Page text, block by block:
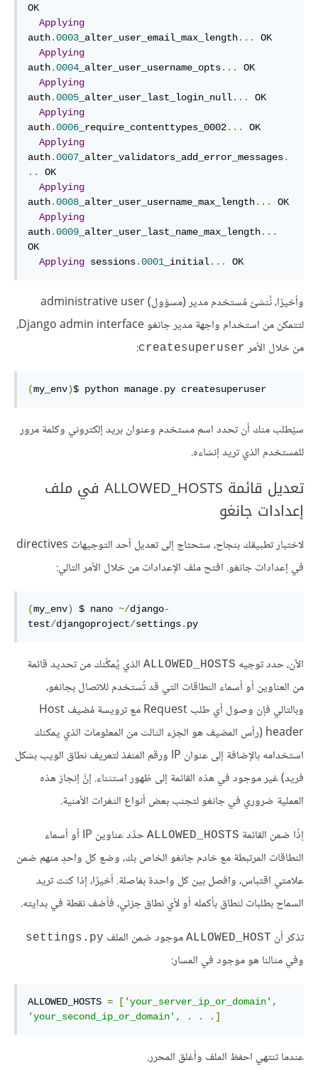
OK
Applying
auth.0003 _alter_user_email_max_length...
OK
Applying
auth.0004 _alter_user_username_opts...
OK
Applying
auth.0005 _alter_user_last_login_null...
OK
Applying
auth.0006 _require_contenttypes_0002...
OK
Applying
auth.0007 _alter_validators_add_error_messages.
..
OK
Applying
auth.0008 _alter_user_username_max_length...
OK
Applying
auth.0009 _alter_user_last_name_max_length...
OK
Applying sessions.0001 _initial... OK
وأخيرًا، نُنشئ مُستخدم مدير (مسؤول) administrative user
لتتمكن من استخدام واجهة مدير جانغو Django admin interface،
من خلال الأمر createsuperuser
:
(my_env)$ python manage. py createsuperuser
سيُطلب منك أن تحدد اسم مستخدم وعنوان بريد إلكتروني وكلمة مرور
للمستخدم الذي تريد إنشاءه.
تعديل قائمة ALLOWED_HOSTS في ملف
إعدادات جانغو
لاختبار تطبيقك بنجاح، ستحتاج إلى تعديل أحد التوجيهات directives
في إعدادات جانغو. افتح ملف الإعدادات من خلال الأمر التالي:
(my_env) $ nano ~/django-
test/djangoproject/settings. py
الآن، حدد توجيه ALLOWED_HOSTS الذي يُمكِّنك من تحديد قائمة
من العناوين أو أسماء النطاقات التي قد تُستخدم للاتصال بجانغو،
وبالتالي فإن وصول أي طلب Request مع ترويسة مُضيف Host
header (رأس المضيف هو الجزء الثالث من المعلومات الذي يمكنك
استخدامه بالإضافة إلى عنوان IP ورقم المنفذ لتعريف نطاق الويب بشكل
فريد) غير موجود في هذه القائمة إلى ظهور استثناء. إنَّ إنجاز هذه
العملية ضروري في جانغو لتجنب بعض أنواع الثغرات الأمنية.
إذًا ضمن القائمة ALLOWED_HOSTS
حدِّد عناوين IP أو أسماء
النطاقات المرتبطة مع خادم جانغو الخاص بك، وضع كل واحدٍ منهم ضمن
علامتي اقتباس، وافصل بين كل واحدة بفاصلة. أخيرًا، إذا كنت تريد
السماح بطلبات لنطاق بأكمله أو لأي نطاق جزئي، فأضف نقطة في بدايته.
تذكر أن ALLOWED_HOST موجود ضمن الملف settings.py
وفي مثالنا هو موجود في المسار:
ALLOWED_HOSTS = [ 'your_server_ip_or_domain' ,
'your_second_ip_or_domain' , . . .]
عندما تنتهي احفظ الملف وأغلق المحرر.